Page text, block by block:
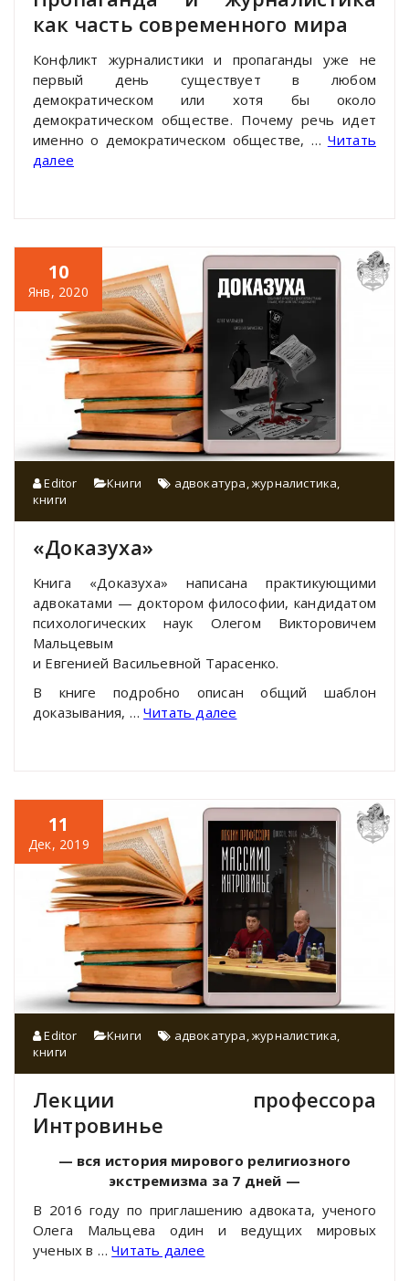
как часть современного мира
Конфликт журналистики и пропаганды уже не
первый день существует в любом
демократическом или хотя бы около
демократическом обществе. Почему речь идет
именно о демократическом обществе, … Читать
далее
10
Янв, 2020
Editor Книги адвокатура ,журналистика
книги
«Доказуха»
Книга «Доказуха» написана практикующими
адвокатами — доктором философии, кандидатом
психологических наук Олегом Викторовичем
Мальцевым
и Евгенией Васильевной Тарасенко.
В книге подробно описан общий шаблон
доказывания, … Читать далее
11
Дек, 2019
Editor Книги адвокатура ,журналистика
книги
Лекции профессора
Интровинье
— вся история мирового религиозного
экстремизма за 7 дней —
В 2016 году по приглашению адвоката, ученого
Олега Мальцева один и ведущих мировых
ученых в …Читать далее